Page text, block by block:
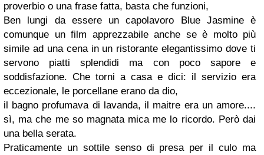
proverbio o una frase fatta, basta che funzioni,
Ben lungi da essere un capolavoro Blue Jasmine è
comunque un film apprezzabile anche se è molto più
simile ad una cena in un ristorante elegantissimo dove ti
servono piatti splendidi ma con poco sapore e
soddisfazione. Che torni a casa e dici: il servizio era
eccezionale, le porcellane erano da dio,
il bagno profumava di lavanda, il maitre era un amore....
sì, ma che me so magnata mica me lo ricordo. Però dai
una bella serata.
Praticamente un sottile senso di presa per il culo ma